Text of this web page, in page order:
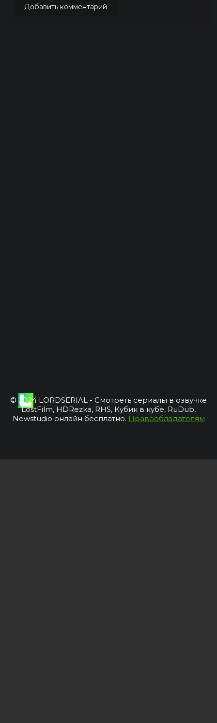
Добавить комментарий
© 2024 LORDSERIAL - Смотреть сериалы в озвучке
LostFilm, HDRezka, RHS, Кубик в кубе, RuDub,
Newstudio онлайн бесплатно. Правообладателям